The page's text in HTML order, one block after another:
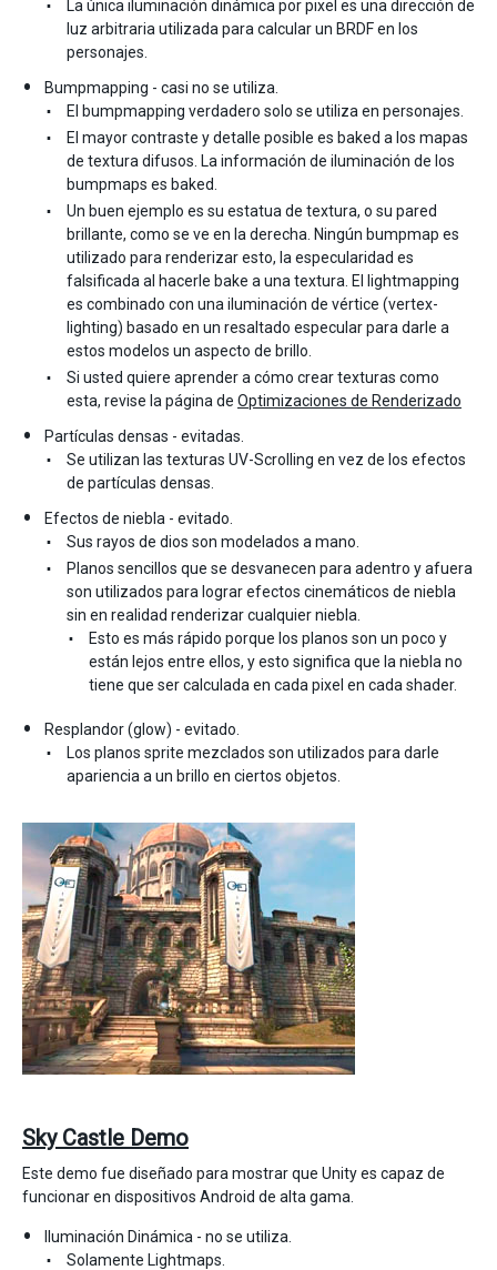
La única iluminación dinámica por pixel es una dirección de
luz arbitraria utilizada para calcular un BRDF en los
personajes.
Bumpmapping - casi no se utiliza.
El bumpmapping verdadero solo se utiliza en personajes.
El mayor contraste y detalle posible es baked a los mapas
de textura difusos. La información de iluminación de los
bumpmaps es baked.
Un buen ejemplo es su estatua de textura, o su pared
brillante, como se ve en la derecha. Ningún bumpmap es
utilizado para renderizar esto, la especularidad es
falsificada al hacerle bake a una textura. El lightmapping
es combinado con una iluminación de vértice (vertex-
lighting) basado en un resaltado especular para darle a
estos modelos un aspecto de brillo.
Si usted quiere aprender a cómo crear texturas como
esta, revise la página de Optimizaciones de Renderizado
Partículas densas - evitadas.
Se utilizan las texturas UV-Scrolling en vez de los efectos
de partículas densas.
Efectos de niebla - evitado.
Sus rayos de dios son modelados a mano.
Planos sencillos que se desvanecen para adentro y afuera
son utilizados para lograr efectos cinemáticos de niebla
sin en realidad renderizar cualquier niebla.
Esto es más rápido porque los planos son un poco y
están lejos entre ellos, y esto significa que la niebla no
tiene que ser calculada en cada pixel en cada shader.
Resplandor (glow) - evitado.
Los planos sprite mezclados son utilizados para darle
apariencia a un brillo en ciertos objetos.
Sky Castle Demo
Este demo fue diseñado para mostrar que Unity es capaz de
funcionar en dispositivos Android de alta gama.
Iluminación Dinámica - no se utiliza.
Solamente Lightmaps.